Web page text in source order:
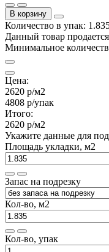
В корзину
Количество в упак:
Данный товар
Минимальное
Цена:
2620 р/м2
4808 р/упак
Итого:
2620 р/м2
Укажите данные для
Площадь укладки, м2
Запас на подрезку
Кол-во, м2
Кол-во, упак